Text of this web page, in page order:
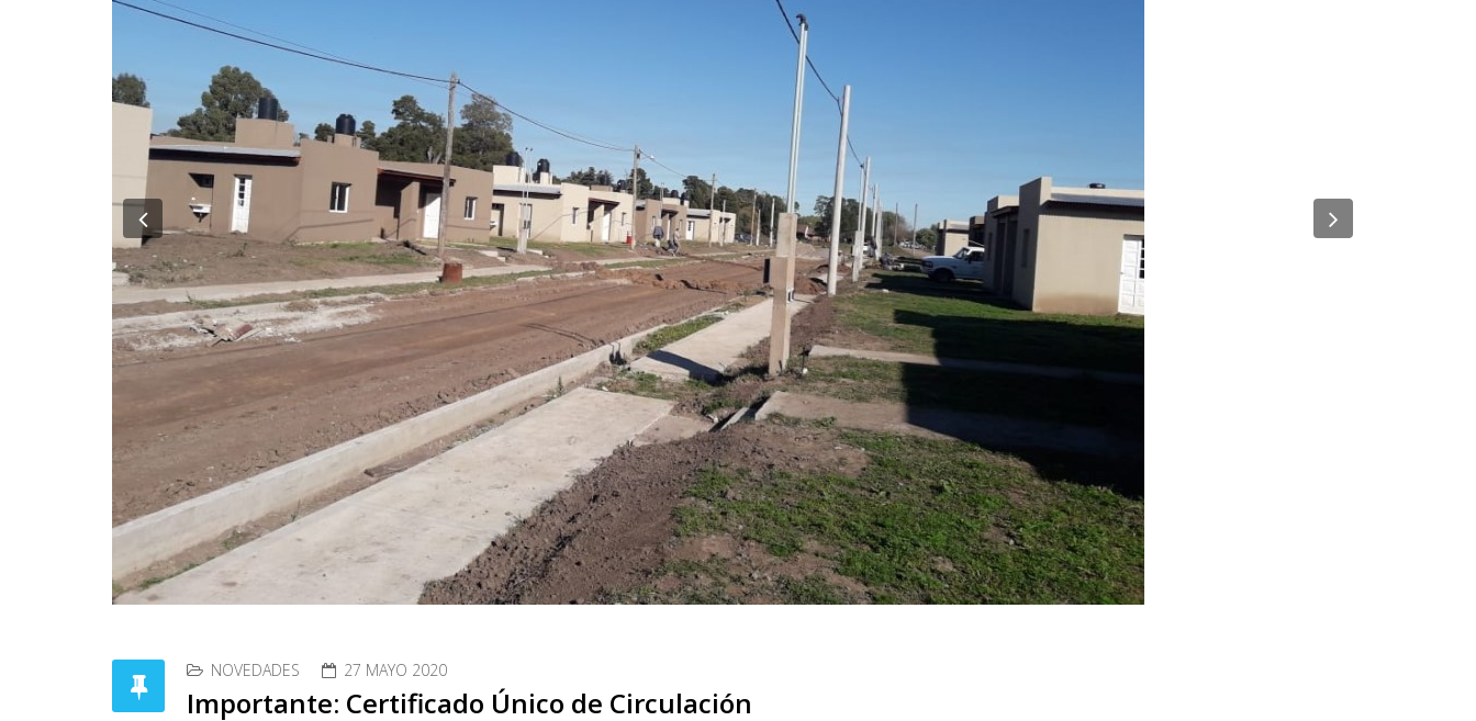
civil,SIN EXCEPCIÓN
El mismo se establece en el marco del aislamiento social, preventivo y obligatorio por la pandemia de coronavirus COVID-19, y te permite circular, movilizarte y viajar en
medios de transporte, en virtud de estar afectados a las actividades y servicios declarados esenciales en esta emergencia.
Se deberá tramitar este nuevo permiso, ya que a partir del 30 de mayo no habrá ninguna excepción para transitar sin certificado único.
Podrás llenar el formulario ingresando al siguiente link:
https://formulario-ddjj.argentina.gob.ar/certificado/buenos-aires/categoria/1
Una vez tramitado el permiso, deberas instalar en tu celular la app Cuidar.
Para mas información ingresar a la Webhttps://www.argentina.gob.ar/circular.
Attachments:
CI-2020-10643380-GDEBA-DGPMSGP.pdf [ ]
Inicio Anterior 236 237 238 239 240 241 242 243 244 245 Siguiente Final